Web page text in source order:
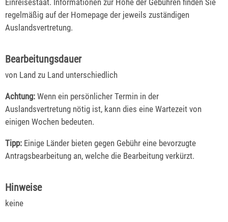
Einreisestaat. Informationen zur Höhe der Gebühren finden Sie
regelmäßig auf der Homepage der jeweils zuständigen
Auslandsvertretung.
Bearbeitungsdauer
von Land zu Land unterschiedlich
Achtung: Wenn ein persönlicher Termin in der
Auslandsvertretung nötig ist, kann dies eine Wartezeit von
einigen Wochen bedeuten.
Tipp: Einige Länder bieten gegen Gebühr eine bevorzugte
Antragsbearbeitung an, welche die Bearbeitung verkürzt.
Hinweise
keine